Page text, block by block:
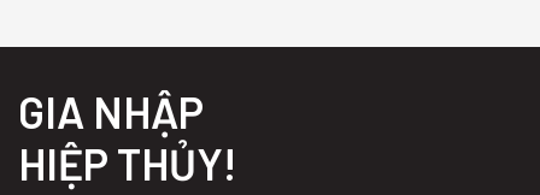
GIA NHẬP
HIỆP THỦY!